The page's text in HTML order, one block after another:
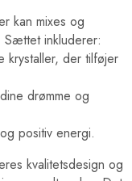
kan mixes og
Sættet inkluderer:
krystaller, der tilføjer
drømme og
positiv energi.
kvalitetsdesign og